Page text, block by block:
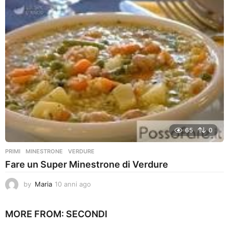
i
a
g
o
65 0
PRIMI MINESTRONE ,VERDURE
Fare un Super Minestrone di Verdure
by Maria 10 anni ago
n
MORE FROM: SECONDI